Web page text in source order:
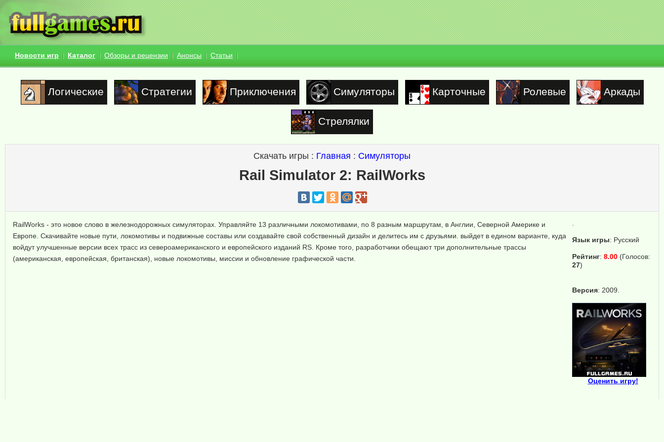
Новости игр Каталог Обзоры и рецензии Анонсы Статьи
Логические Стратегии Приключения Симуляторы Карточные Ролевые Аркады
Стрелялки
Скачать игры : Главная : Симуляторы
Rail Simulator 2: RailWorks
Язык игры: Русский
Рейтинг: 8.00 (Голосов:
27)
Версия: 2009.
Оценить игру!
RailWorks - это новое слово в железнодорожных симуляторах. Управляйте 13 различными локомотивами, по 8 разным маршрутам, в Англии, Северной Америке и
Европе. Скачивайте новые пути, локомотивы и подвижные составы или создавайте свой собственный дизайн и делитесь им с друзьями. выйдет в едином варианте, куда
войдут улучшенные версии всех трасс из североамериканского и европейского изданий RS. Кроме того, разработчики обещают три дополнительные трассы
(американская, европейская, британская), новые локомотивы, миссии и обновление графической части.